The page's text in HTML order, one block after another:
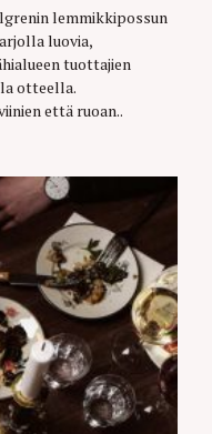
lemmikkipossun
luovia,
tuottajien
otteella.
että ruoan..